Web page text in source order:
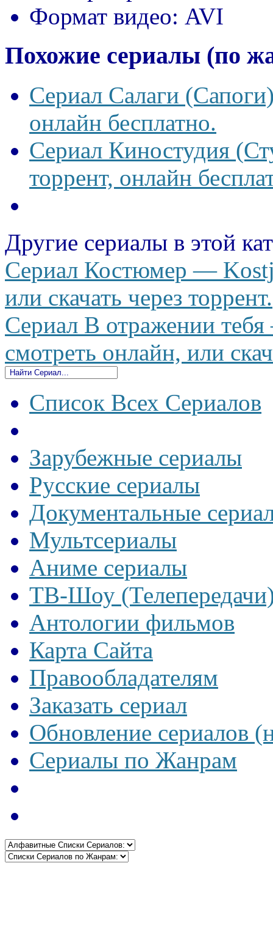
Формат видео: AVI
Похожие сериалы (по
Сериал Салаги
онлайн бесплатно.
Сериал Киностудия
торрент, онлайн
Другие сериалы в этой
Сериал Костюмер —
или скачать через торрент.
Сериал В отражении
смотреть онлайн, или
Список Всех Сериалов
Зарубежные сериалы
Русские сериалы
Документальные
Мультсериалы
Аниме сериалы
ТВ-Шоу
Антологии фильмов
Карта Сайта
Правообладателям
Заказать сериал
Обновление сериалов
Сериалы по Жанрам